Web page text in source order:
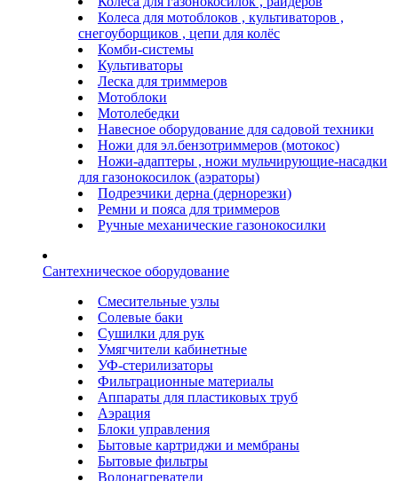
Колеса для мотоблоков , культиваторов ,
снегоуборщиков , цепи для колёс
Комби-системы
Культиваторы
Леска для триммеров
Мотоблоки
Мотолебедки
Навесное оборудование для садовой техники
Ножи для эл.бензотриммеров (мотокос)
Ножи-адаптеры , ножи мульчирующие-насадки
для газонокосилок (аэраторы)
Подрезчики дерна (дернорезки)
Ремни и пояса для триммеров
Ручные механические газонокосилки
Сантехническое оборудование
Смесительные узлы
Солевые баки
Сушилки для рук
Умягчители кабинетные
УФ-стерилизаторы
Фильтрационные материалы
Аппараты для пластиковых труб
Аэрация
Блоки управления
Бытовые картриджи и мембраны
Бытовые фильтры
Водонагреватели